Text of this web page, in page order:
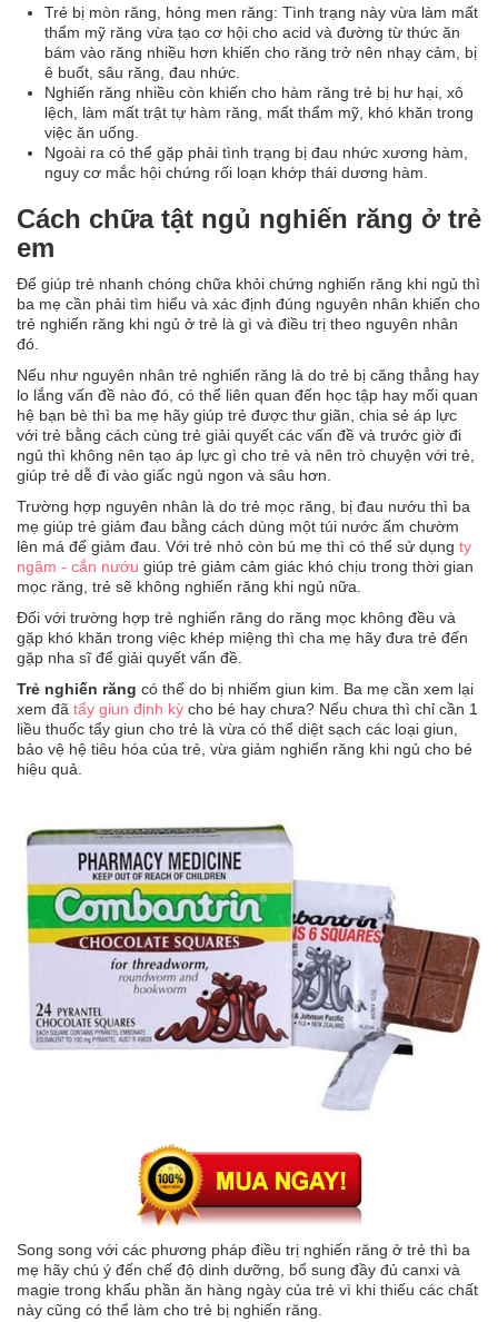
Trẻ bị mòn răng, hỏng men răng: Tình trạng này vừa làm mất
thẩm mỹ răng vừa tạo cơ hội cho acid và đường từ thức ăn
bám vào răng nhiều hơn khiến cho răng trở nên nhạy cảm, bị
ê buốt, sâu răng, đau nhức.
Nghiến răng nhiều còn khiến cho hàm răng trẻ bị hư hại, xô
lệch, làm mất trật tự hàm răng, mất thẩm mỹ, khó khăn trong
việc ăn uống.
Ngoài ra có thể gặp phải tình trạng bị đau nhức xương hàm,
nguy cơ mắc hội chứng rối loạn khớp thái dương hàm.
Cách chữa tật ngủ nghiến răng ở trẻ
em
Để giúp trẻ nhanh chóng chữa khỏi chứng nghiến răng khi ngủ thì
ba mẹ cần phải tìm hiểu và xác định đúng nguyên nhân khiến cho
trẻ nghiến răng khi ngủ ở trẻ là gì và điều trị theo nguyên nhân
đó.
Nếu như nguyên nhân trẻ nghiến răng là do trẻ bị căng thẳng hay
lo lắng vấn đề nào đó, có thể liên quan đến học tập hay mối quan
hệ bạn bè thì ba mẹ hãy giúp trẻ được thư giãn, chia sẻ áp lực
với trẻ bằng cách cùng trẻ giải quyết các vấn đề và trước giờ đi
ngủ thì không nên tạo áp lực gì cho trẻ và nên trò chuyện với trẻ,
giúp trẻ dễ đi vào giấc ngủ ngon và sâu hơn.
Trường hợp nguyên nhân là do trẻ mọc răng, bị đau nướu thì ba
mẹ giúp trẻ giảm đau bằng cách dùng một túi nước ấm chườm
lên má để giảm đau. Với trẻ nhỏ còn bú mẹ thì có thể sử dụng ty
ngậm - cắn nướu giúp trẻ giảm cảm giác khó chịu trong thời gian
mọc răng, trẻ sẽ không nghiến răng khi ngủ nữa.
Đối với trường hợp trẻ nghiến răng do răng mọc không đều và
gặp khó khăn trong việc khép miệng thì cha mẹ hãy đưa trẻ đến
gặp nha sĩ để giải quyết vấn đề.
Trẻ nghiến răng có thể do bị nhiếm giun kim. Ba mẹ cần xem lại
xem đã tẩy giun định kỳ cho bé hay chưa? Nếu chưa thì chỉ cần 1
liều thuốc tẩy giun cho trẻ là vừa có thể diệt sạch các loại giun,
bảo vệ hệ tiêu hóa của trẻ, vừa giảm nghiến răng khi ngủ cho bé
hiệu quả.
Song song với các phương pháp điều trị nghiến răng ở trẻ thì ba
mẹ hãy chú ý đến chế độ dinh dưỡng, bổ sung đầy đủ canxi và
magie trong khẩu phần ăn hàng ngày của trẻ vì khi thiếu các chất
này cũng có thể làm cho trẻ bị nghiến răng.